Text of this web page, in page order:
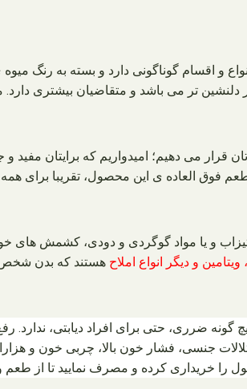
و اقسام گوناگونی دارد و بسته به رنگ
تر می باشد و متقاضیان بیشتری دارد.
قرار می دهیم؛ امیدواریم که برایتان
فوق العاده ی این محصول، تقریبا برای
تیزاب و یا مواد گوگردی و دودی، کشمش های
و دیگر انواع املاح هستند که بدن شخص
ضرری، حتی برای افراد دیابتی،
جنسی، فشار خون بالا، چربی خون و
خریداری کرده و مصرف نمایید تا از